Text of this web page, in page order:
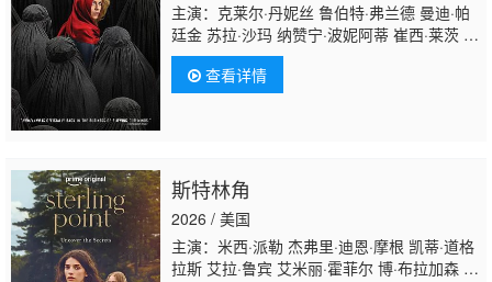
主演：克莱尔·丹妮丝 鲁伯特·弗兰德 曼迪·帕
廷金 苏拉·沙玛 纳赞宁·波妮阿蒂 崔西·莱茨 莱
拉·罗宾斯 萨莉塔·乔德霍里 帕特里克·圣埃斯
普利特 纽曼·阿卡 尼姆拉特·考尔 拉扎·杰夫
里 莫瑞·史特林 阿克谢·库玛尔 寇瑞·斯托尔 艾
查看详情
斯特林角
2026 / 美国
主演：米西·派勒 杰弗里·迪恩·摩根 凯蒂·道格
拉斯 艾拉·鲁宾 艾米丽·霍菲尔 博·布拉加森 卢